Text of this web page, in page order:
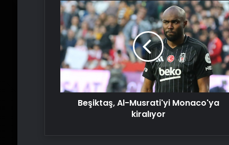
Beşiktaş,
Al-
Musrati'yi
Monaco'ya
kiralıyor
Beşiktaş, Al-Musrati'yi Monaco'ya
kiralıyor